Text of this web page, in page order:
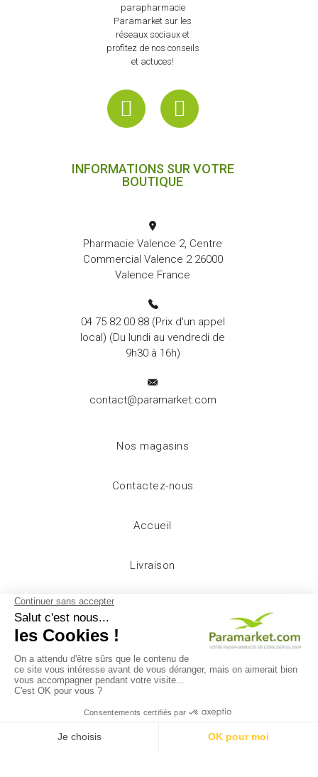
parapharmacie
Paramarket sur les
réseaux sociaux et
profitez de nos conseils
et actuces!
INFORMATIONS SUR VOTRE
BOUTIQUE
Pharmacie Valence 2, Centre
Commercial Valence 2 26000
Valence France
04 75 82 00 88(Prix d'un appel
local) (Du lundi au vendredi de
9h30 à 16h)
contact@paramarket.com
Nos magasins
Contactez-nous
Accueil
Livraison
Mentions légales
Conditions d'utilisation
A propos